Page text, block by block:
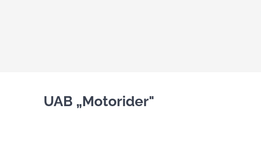
UAB „Motorider"